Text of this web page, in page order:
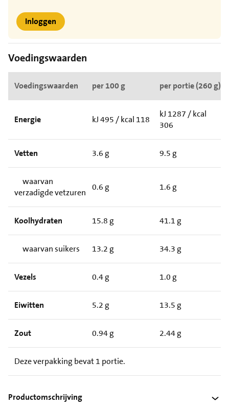
Inloggen
Voedingswaarden
Voedingswaarden per 100 g per portie (260 g)
Energie kJ 495 / kcal 118
kJ 1287 / kcal
306
Vetten 3.6 g 9.5 g
waarvan
verzadigde vetzuren
0.6 g 1.6 g
Koolhydraten 15.8 g 41.1 g
waarvan suikers 13.2 g 34.3 g
Vezels 0.4 g 1.0 g
Eiwitten 5.2 g 13.5 g
Zout 0.94 g 2.44 g
Deze verpakking bevat 1 portie.
Productomschrijving